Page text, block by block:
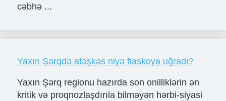
cəbhə ...
Yaxın Şərqdə atəşkəs niyə fiaskoya uğradı?
Yaxın Şərq regionu hazırda son onilliklərin ən
kritik və proqnozlaşdırıla bilməyən hərbi-siyasi